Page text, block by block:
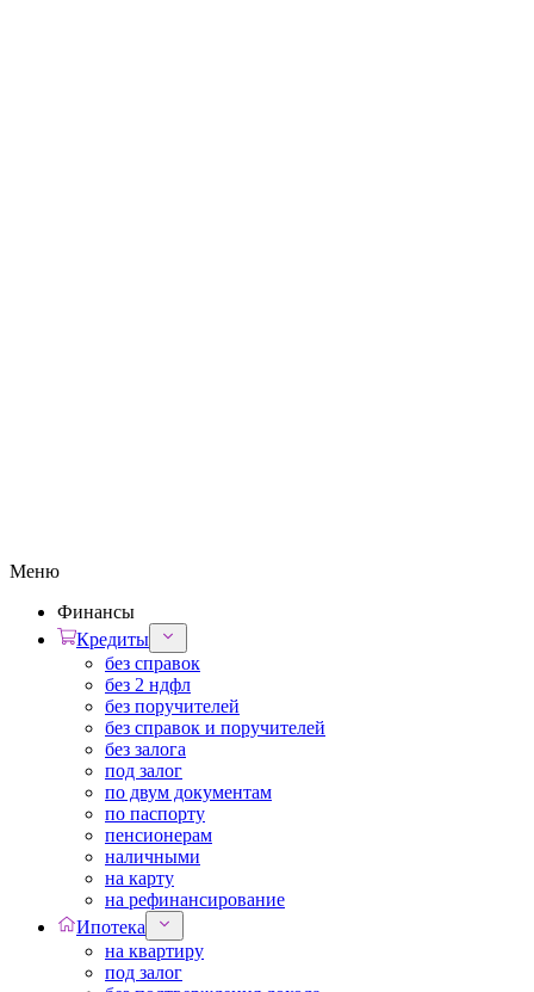
Меню
Финансы
Кредиты
без справок
без 2 ндфл
без поручителей
без справок и поручителей
без залога
под залог
по двум документам
по паспорту
пенсионерам
наличными
на карту
на рефинансирование
Ипотека
на квартиру
под залог